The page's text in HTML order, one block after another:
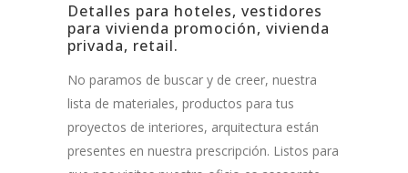
Detalles para hoteles, vestidores
para vivienda promoción, vivienda
privada, retail.
No paramos de buscar y de creer, nuestra
lista de materiales, productos para tus
proyectos de interiores, arquitectura están
presentes en nuestra prescripción. Listos para